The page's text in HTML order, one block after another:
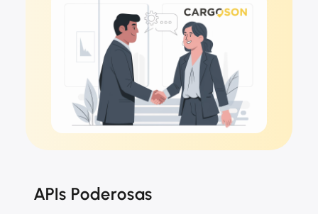
APIs Poderosas